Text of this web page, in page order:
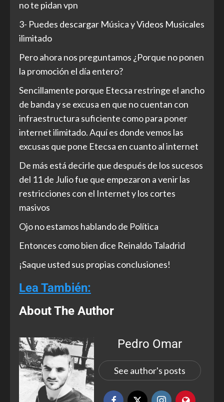
no te pidan vpn
3- Puedes descargar Música y Videos Musicales
ilimitado
Pero ahora nos preguntamos ¿Porque no ponen
la promoción el día entero?
Sencillamente porque Etecsa restringe el ancho
de banda y se excusa en que no cuentan con
infraestructura suficiente como para poner
internet ilimitado. Aquí es donde vemos las
excusas que pone Etecsa en cuanto al internet
De más está decirle que después de los sucesos
del 11 de Julio fue que empezaron a venir las
restricciones con el Internet y los cortes
masivos
Ojo no estamos hablando de Política
Entonces como bien dice Reinaldo Taladrid
¡Saque usted sus propias conclusiones!
Lea También:
About The Author
Pedro Omar
See author's posts